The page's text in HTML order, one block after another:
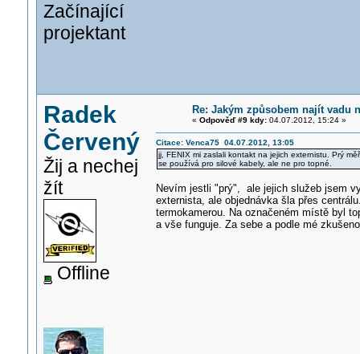
Začínající
projektant
Radek
Červený
Žij a nechej
žít
Offline
Re: Jakým způsobem najít vadu
« Odpověď #9 kdy:04.07.2012, 15:24 »
Citace: Venca75 04.07.2012, 13:05
jj, FENIX mi zaslali kontakt na jejich externistu. Prý
se používá pro silové kabely, ale ne pro topné.
Nevím jestli "prý", ale jejich služeb jsem
externista, ale objednávka šla přes
termokamerou. Na označeném místě byl
a vše funguje. Za sebe a podle mé